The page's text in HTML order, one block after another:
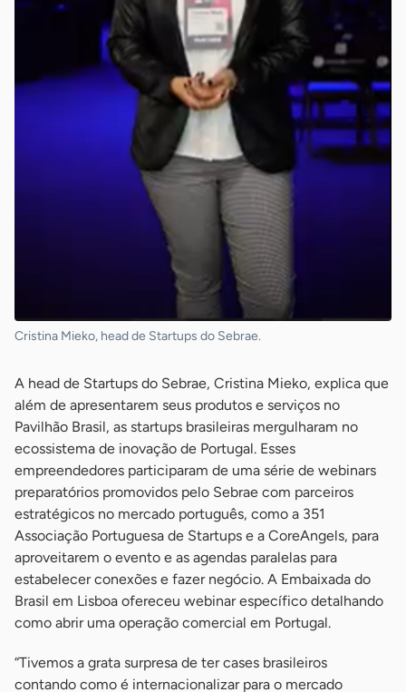
Cristina Mieko, head de Startups do Sebrae.
A head de Startups do Sebrae, Cristina Mieko, explica que
além de apresentarem seus produtos e serviços no
Pavilhão Brasil, as startups brasileiras mergulharam no
ecossistema de inovação de Portugal. Esses
empreendedores participaram de uma série de webinars
preparatórios promovidos pelo Sebrae com parceiros
estratégicos no mercado português, como a 351
Associação Portuguesa de Startups e a CoreAngels, para
aproveitarem o evento e as agendas paralelas para
estabelecer conexões e fazer negócio. A Embaixada do
Brasil em Lisboa ofereceu webinar específico detalhando
como abrir uma operação comercial em Portugal.
“Tivemos a grata surpresa de ter cases brasileiros
contando como é internacionalizar para o mercado